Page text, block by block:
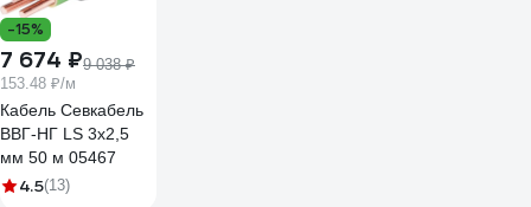
-15%
7 674 ₽9 038 ₽
153.48 ₽/м
Кабель Севкабель
ВВГ-НГ LS 3х2,5
мм 50 м 05467
4.5(13)